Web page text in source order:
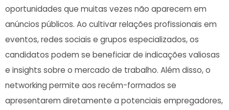
oportunidades que muitas vezes não aparecem em
anúncios públicos. Ao cultivar ⁤relações profissionais em
eventos, ⁣redes sociais ⁤e⁤ grupos especializados, os
candidatos podem se beneficiar de‌ indicações valiosas
e ‍insights sobre o mercado de trabalho. Além disso, o
networking permite aos recém-formados se
apresentarem diretamente​ a potenciais‌ empregadores,